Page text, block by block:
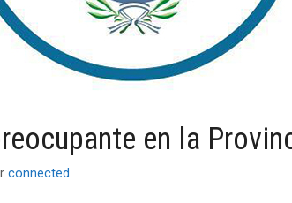
en la
connected